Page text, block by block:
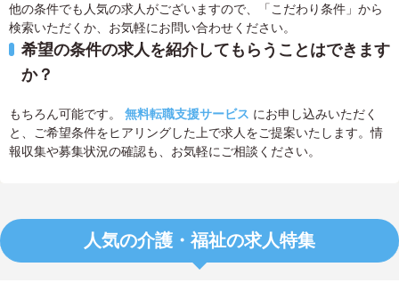
他の条件でも人気の求人がございますので、「こだわり条件」から
検索いただくか、お気軽にお問い合わせください。
希望の条件の求人を紹介してもらうことはできます
か？
もちろん可能です。 無料転職支援サービス にお申し込みいただく
と、ご希望条件をヒアリングした上で求人をご提案いたします。情
報収集や募集状況の確認も、お気軽にご相談ください。
人気の介護・福祉の求人特集